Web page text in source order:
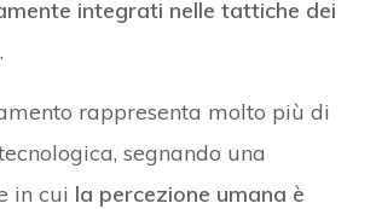
integrati nelle tattiche dei
.
rappresenta molto più di
segnando una
in cui la percezione umana è